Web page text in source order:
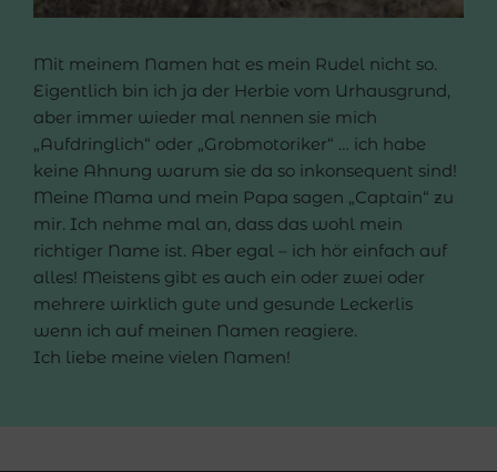
Mit meinem Namen hat es mein Rudel nicht so.
Eigentlich bin ich ja der Herbie vom Urhausgrund,
aber immer wieder mal nennen sie mich
„Aufdringlich“ oder „Grobmotoriker“ … ich habe
keine Ahnung warum sie da so inkonsequent sind!
Meine Mama und mein Papa sagen „Captain“ zu
mir. Ich nehme mal an, dass das wohl mein
richtiger Name ist. Aber egal – ich hör einfach auf
alles! Meistens gibt es auch ein oder zwei oder
mehrere wirklich gute und gesunde Leckerlis
wenn ich auf meinen Namen reagiere.
Ich liebe meine vielen Namen!